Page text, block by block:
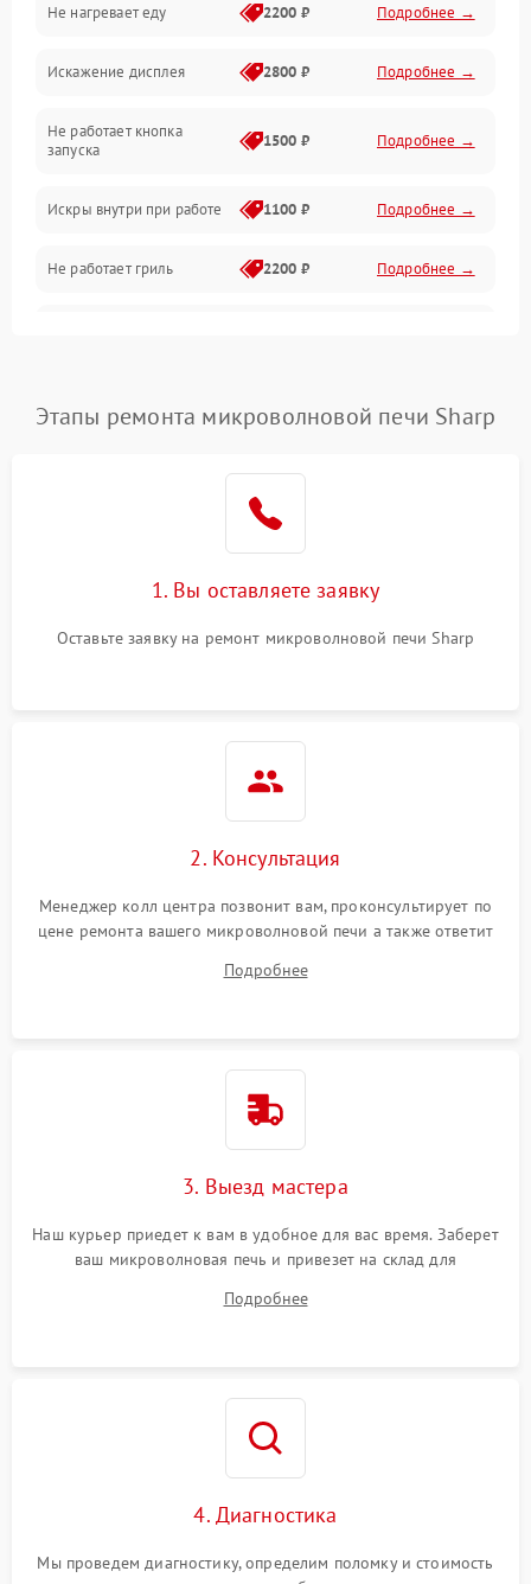
Механические повреждения
Питание и запуск
Нагрев и приготовление
Программное обеспечение
Не нагревает еду 2200 ₽ Подробнее →
Искажение дисплея 2800 ₽ Подробнее →
Не работает кнопка
запуска
1500 ₽ Подробнее →
Искры внутри при работе 1100 ₽ Подробнее →
Не работает гриль 2200 ₽ Подробнее →
Подробнее →
2200 ₽
Не работают сенсорные
1000 ₽
Этапы ремонта микроволновой печи Sharp
1. Вы оставляете заявку
Оставьте заявку на ремонт микроволновой печи Sharp
2. Консультация
Менеджер колл центра позвонит вам, проконсультирует по
цене ремонта вашего микроволновой печи а также ответит
Подробнее
3. Выезд мастера
Наш курьер приедет к вам в удобное для вас время. Заберет
ваш микроволновая печь и привезет на склад для
Подробнее
4. Диагностика
Мы проведем диагностику, определим поломку и стоимость